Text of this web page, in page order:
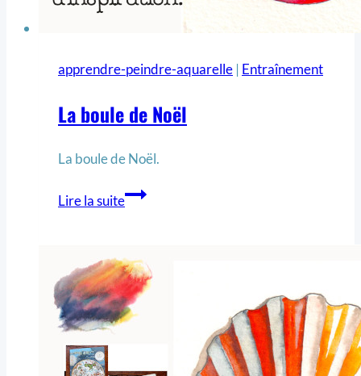
apprendre-peindre-aquarelle | Entraînement
La boule de Noël
La boule de Noël.
Lire la suite